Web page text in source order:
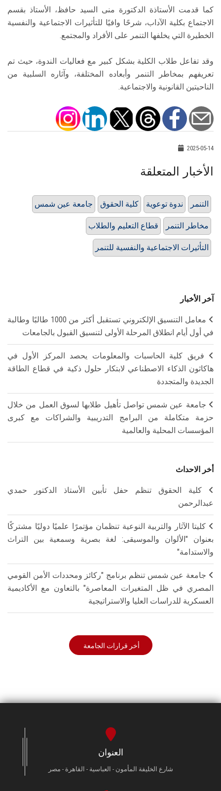
كما قدمت الأستاذة الدكتورة منى السيد حافظ، الأستاذ بقسم
الاجتماع بكلية الآداب، شرحًا وافيًا للتأثيرات الاجتماعية والنفسية
الخطيرة التي يخلفها التنمر على الأفراد والمجتمع.
وقد تفاعل طلاب الكلية بشكل كبير مع فعاليات الندوة، حيث تم
تعريفهم بمخاطر التنمر وأبعاده المختلفة، وآثاره السلبية من
الناحيتين القانونية والاجتماعية.
2025-05-14
الأخبار المتعلقة
جامعة عين شمس كلية الحقوق ندوة توعوية التنمر
قطاع التعليم والطلاب مخاطر التنمر
التأثيرات الاجتماعية والنفسية للتنمر
آخر الأخبار
معامل التنسيق الإلكتروني تستقبل أكثر من 1000 طالبًا وطالبة
في أول أيام انطلاق المرحلة الأولى لتنسيق القبول بالجامعات
فريق كلية الحاسبات والمعلومات يحصد المركز الأول في
هاكاثون الذكاء الاصطناعي لابتكار حلول ذكية في قطاع الطاقة
الجديدة والمتجددة
جامعة عين شمس تواصل تأهيل طلابها لسوق العمل من خلال
حزمة متكاملة من البرامج التدريبية والشراكات مع كبرى
المؤسسات المحلية والعالمية
أخر الاحداث
كلية الحقوق تنظم حفل تأبين الأستاذ الدكتور حمدي
عبدالرحمن
كليتا الآثار والتربية النوعية تنظمان مؤتمرًا علميًا دوليًا مشتركًا
بعنوان "الألوان والموسيقى: لغة بصرية وسمعية بين التراث
والاستدامة"
جامعة عين شمس تنظم برنامج "ركائز ومحددات الأمن القومي
المصري في ظل المتغيرات المعاصرة" بالتعاون مع الأكاديمية
العسكرية للدراسات العليا والاستراتيجية
أخر قرارات الجامعة
العنوان
شارع الخليفة المأمون - العباسية - القاهرة - مصر